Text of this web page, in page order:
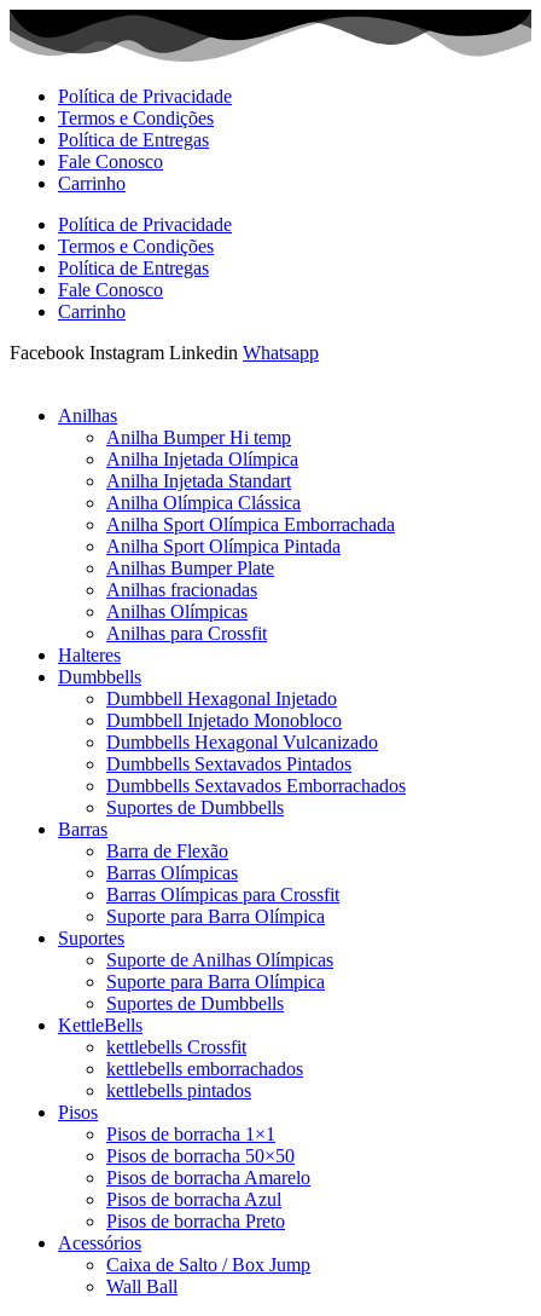
Ir
para
Política de Privacidade
Termos e Condições
Política de Entregas
Fale Conosco
Carrinho
Política de Privacidade
Termos e Condições
Política de Entregas
Fale Conosco
Carrinho
Facebook Instagram Linkedin Whatsapp
Anilhas
Anilha Bumper Hi temp
Anilha Injetada Olímpica
Anilha Injetada Standart
Anilha Olímpica Clássica
Anilha Sport Olímpica Emborrachada
Anilha Sport Olímpica Pintada
Anilhas Bumper Plate
Anilhas fracionadas
Anilhas Olímpicas
Anilhas para Crossfit
Halteres
Dumbbells
Dumbbell Hexagonal Injetado
Dumbbell Injetado Monobloco
Dumbbells Hexagonal Vulcanizado
Dumbbells Sextavados Pintados
Dumbbells Sextavados Emborrachados
Suportes de Dumbbells
Barras
Barra de Flexão
Barras Olímpicas
Barras Olímpicas para Crossfit
Suporte para Barra Olímpica
Suportes
Suporte de Anilhas Olímpicas
Suporte para Barra Olímpica
Suportes de Dumbbells
KettleBells
kettlebells Crossfit
kettlebells emborrachados
kettlebells pintados
Pisos
Pisos de borracha 1×1
Pisos de borracha 50×50
Pisos de borracha Amarelo
Pisos de borracha Azul
Pisos de borracha Preto
Acessórios
Caixa de Salto / Box Jump
Wall Ball